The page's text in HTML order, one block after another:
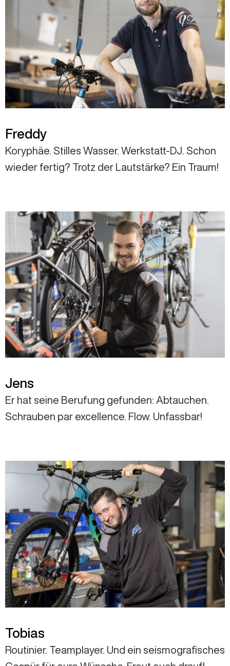
Freddy
Koryphäe. Stilles Wasser. Werkstatt-DJ. Schon
wieder fertig? Trotz der Lautstärke? Ein Traum!
Jens
Er hat seine Berufung gefunden: Abtauchen.
Schrauben par excellence. Flow. Unfassbar!
Tobias
Routinier. Teamplayer. Und ein seismografisches